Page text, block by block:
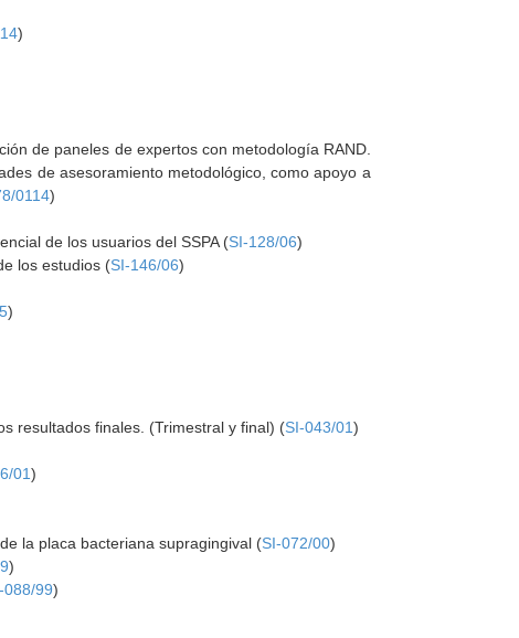
)
de paneles de expertos con metodología RAND.
de asesoramiento metodológico, como apoyo a
0114)
de los usuarios del SSPA (SI-128/06)
los estudios (SI-146/06)
)
resultados finales. (Trimestral y final) (SI-043/01)
01)
la placa bacteriana supragingival (SI-072/00)
)
088/99)